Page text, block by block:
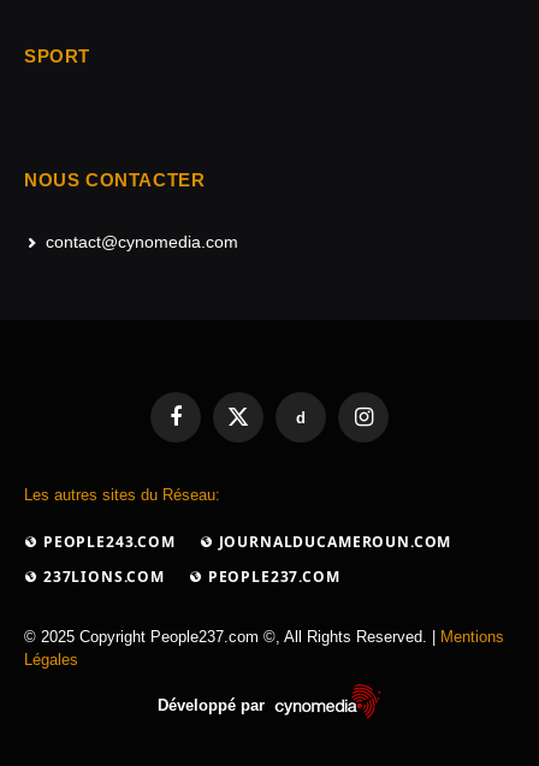
SPORT
NOUS CONTACTER
contact@cynomedia.com
FacebookX
d
Instagram
Les autres sites du Réseau:
PEOPLE243.COM
JOURNALDUCAMEROUN.COM
237LIONS.COM
PEOPLE237.COM
© 2025 Copyright People237.com ©, All Rights Reserved. |
Mentions
Légales
Développé par